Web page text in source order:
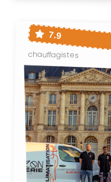
7.9
chauffagistes